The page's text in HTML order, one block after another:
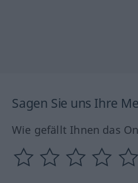
Sagen Sie uns Ihre
Wie gefällt Ihnen das